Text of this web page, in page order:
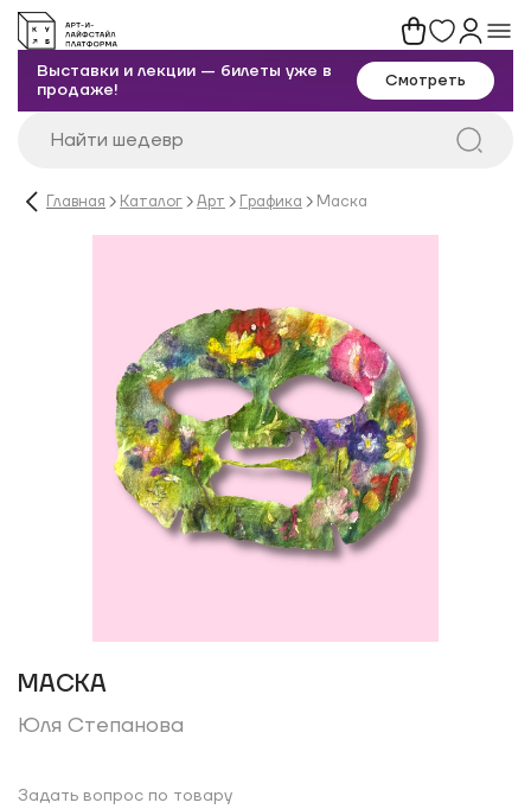
Выставки и лекции — билеты уже в
продаже!
Смотреть
Главная Каталог Арт Графика Маска
МАСКА
Юля Степанова
Задать вопрос по товару